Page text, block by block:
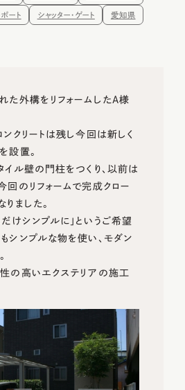
初回相談無料
ポリシー
All Rights Reserved.
ート シャッター・ゲート 愛知県
た外構をリフォームしたA様
ンクリートは残し今回は新しく
設置。
イル壁の門柱をつくり、以前は
回のリフォームで完成クロー
ました。
だけシンプルに」というご希望
シンプルな物を使い、モダン
の高いエクステリアの施工